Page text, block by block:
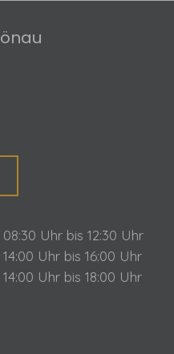
08:30 Uhr bis 12:30 Uhr
14:00 Uhr bis 16:00 Uhr
14:00 Uhr bis 18:00 Uhr